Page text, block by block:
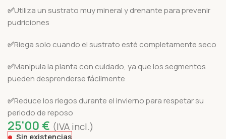
✅Utiliza un sustrato muy mineral y drenante para prevenir
pudriciones
✅Riega solo cuando el sustrato esté completamente seco
✅Manipula la planta con cuidado, ya que los segmentos
pueden desprenderse fácilmente
✅Reduce los riegos durante el invierno para respetar su
periodo de reposo
25'00 € (IVA incl.)
Sin existencias